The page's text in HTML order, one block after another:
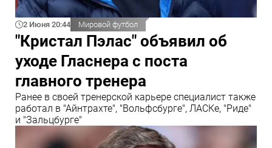
2 Июня 20:44 Мировой футбол
"Кристал Пэлас" объявил об
уходе Гласнера с поста
главного тренера
Ранее в своей тренерской карьере специалист также
работал в "Айнтрахте", "Вольфсбурге", ЛАСКе, "Риде"
и "Зальцбурге"